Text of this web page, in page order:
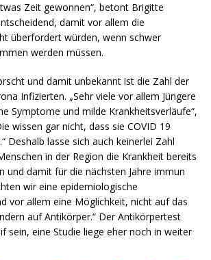
Zeit gewonnen“, betont Brigitte
damit vor allem die
überfordert würden, wenn schwer
werden müssen.
und damit unbekannt ist die Zahl der
Infizierten. „Sehr viele vor allem Jüngere
Symptome und milde Krankheitsverläufe“,
wissen gar nicht, dass sie COVID 19
Deshalb lasse sich auch keinerlei Zahl
in der Region die Krankheit bereits
und damit für die nächsten Jahre immun
wir eine epidemiologische
vor allem eine Möglichkeit, nicht auf das
auf Antikörper.“ Der Antikörpertest
sein, eine Studie liege eher noch in weiter